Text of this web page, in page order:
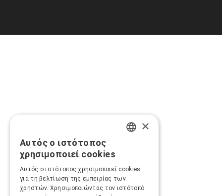
×
Αυτός ο ιστότοπος
χρησιμοποιεί cookies
Αυτός ο ιστότοπος χρησιμοποιεί cookies
για τη βελτίωση της εμπειρίας των
χρηστών. Χρησιμοποιώντας τον ιστότοπό